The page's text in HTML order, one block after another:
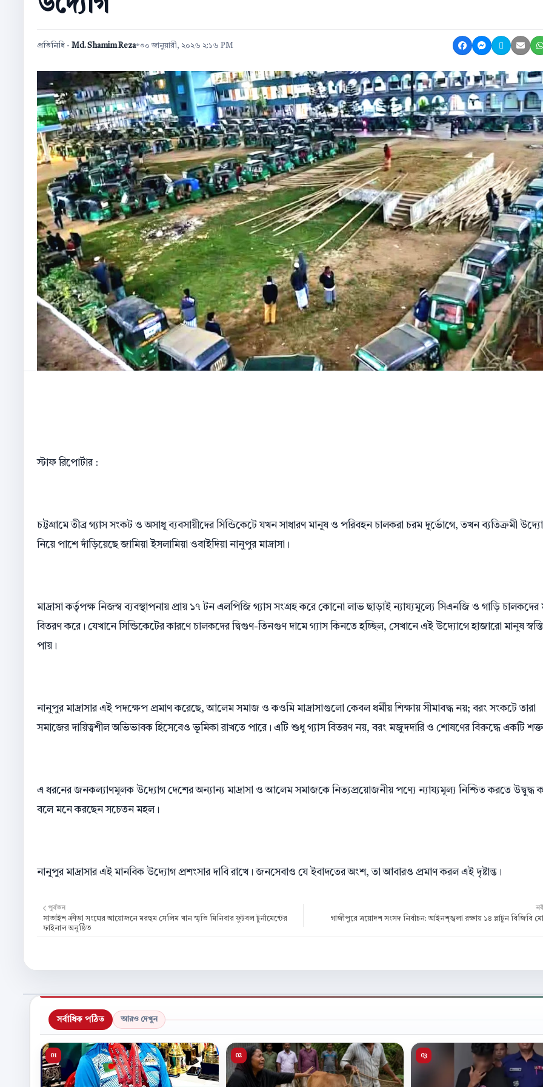
উদ্যোগ
প্রতিনিধি - Md. Shamim Reza•৩০ জানুয়ারী, ২০২৬ ২:১৬ PM Share on Facebook
Share onShare on
স্টাফ রিপোর্টার :
চট্টগ্রামে তীব্র গ্যাস সংকট ও অসাধু ব্যবসায়ীদের সিন্ডিকেটে যখন সাধারণ মানুষ ও পরিবহন চালকরা চরম দুর্ভোগে, তখন ব্যতিক্রমী
নিয়ে পাশে দাঁড়িয়েছে জামিয়া ইসলামিয়া ওবাইদিয়া নানুপুর মাদ্রাসা।
মাদ্রাসা কর্তৃপক্ষ নিজস্ব ব্যবস্থাপনায় প্রায় ১৭ টন এলপিজি গ্যাস সংগ্রহ করে কোনো লাভ ছাড়াই ন্যায্যমূল্যে সিএনজি ও গাড়ি চালকদের
বিতরণ করে। যেখানে সিন্ডিকেটের কারণে চালকদের দ্বিগুণ-তিনগুণ দামে গ্যাস কিনতে হচ্ছিল, সেখানে এই উদ্যোগে হাজারো মানুষ
পায়।
নানুপুর মাদ্রাসার এই পদক্ষেপ প্রমাণ করেছে, আলেম সমাজ ও কওমি মাদ্রাসাগুলো কেবল ধর্মীয় শিক্ষায় সীমাবদ্ধ নয়; বরং সংকটে তারা
সমাজের দায়িত্বশীল অভিভাবক হিসেবেও ভূমিকা রাখতে পারে। এটি শুধু গ্যাস বিতরণ নয়, বরং মজুদদারি ও শোষণের বিরুদ্ধে একটি শক্ত
এ ধরনের জনকল্যাণমূলক উদ্যোগ দেশের অন্যান্য মাদ্রাসা ও আলেম সমাজকে নিত্যপ্রয়োজনীয় পণ্যে ন্যায্যমূল্য নিশ্চিত করতে উদ্বুদ্ধ
বলে মনে করছেন সচেতন মহল।
নানুপুর মাদ্রাসার এই মানবিক উদ্যোগ প্রশংসার দাবি রাখে। জনসেবাও যে ইবাদতের অংশ, তা আবারও প্রমাণ করল এই দৃষ্টান্ত।
গাজীপুরে ত্রয়োদশ সংসদ নির্বাচন: আইনশৃঙ্খলা রক্ষায় ১৪ প্লাটুন বিজিবি
পূর্বতন
সাতাইশ ক্রীড়া সংঘের আয়োজনে মরহুম সেলিম খান স্মৃতি মিনিবার ফুটবল টুর্নামেন্টের
ফাইনাল অনুষ্ঠিত
সর্বাধিক পঠিত আরও দেখুন